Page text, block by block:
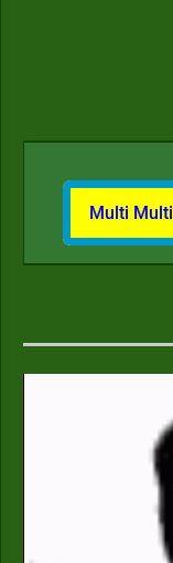
Multi Multi